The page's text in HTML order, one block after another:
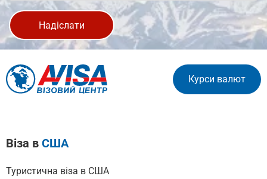
Надіслати
Курси валют
Віза в США
Туристична віза в США